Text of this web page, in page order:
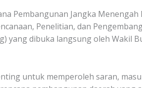
Pembangunan Jangka
Penelitian, dan
yang dibuka langsung oleh Wakil
untuk memperoleh saran,